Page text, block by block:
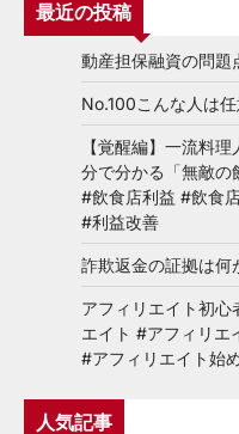
最近の投稿
動産担保融資の問題
No.100こんな人は
【覚醒編】一流料
分で分かる「無敵の
#飲食店利益 #飲食
#利益改善
詐欺返金の証拠は何
アフィリエイト初
エイト #アフィリエ
#アフィリエイト始
人気記事